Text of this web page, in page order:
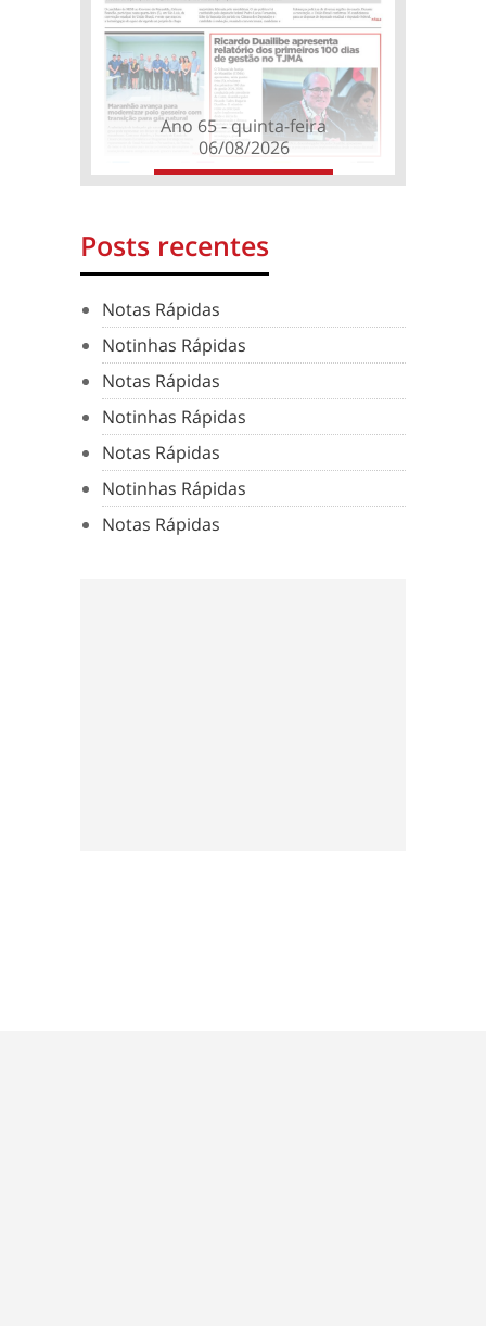
Ano 65 - quinta-feira
06/08/2026
Posts recentes
Notas Rápidas
Notinhas Rápidas
Notas Rápidas
Notinhas Rápidas
Notas Rápidas
Notinhas Rápidas
Notas Rápidas